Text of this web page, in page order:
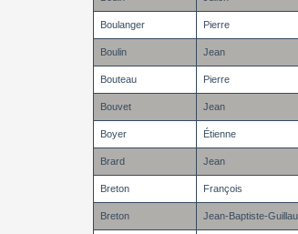
Boulanger Pierre
Boulin Jean
Bouteau Pierre
Bouvet Jean
Boyer Étienne
Brard Jean
Breton François
Breton Jean-Baptiste-